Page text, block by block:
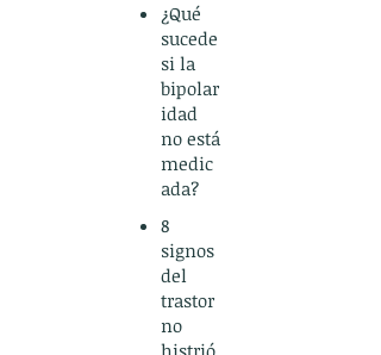
¿Qué
sucede
si la
bipolar
idad
no está
medic
ada?
8
signos
del
trastor
no
histrió